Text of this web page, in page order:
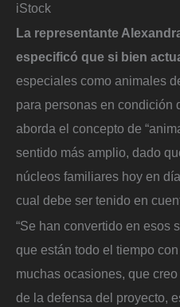
iStock
La representante
especificó que si bien
especiales como animales
para personas en condición
aborda el concepto de
sentido más amplio, dado
núcleos familiares hoy en
cual debe ser tenido en
“Se han convertido en esos
que están todo el tiempo
muchas ocasiones, que
de la defensa del proyecto,